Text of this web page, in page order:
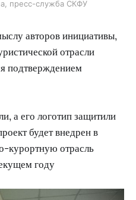
пресс-служба СКФУ
авторов инициативы,
отрасли
подтверждением
а его логотип защитили
будет внедрен в
курортную отрасль
году